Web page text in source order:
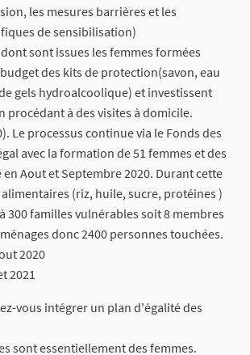
les mesures barrières et les
de sensibilisation)
sont issues les femmes formées
des kits de protection(savon, eau
gels hydroalcoolique) et investissent
procédant à des visites à domicile.
Le processus continue via le Fonds des
avec la formation de 51 femmes et des
Aout et Septembre 2020. Durant cette
(riz, huile, sucre, protéines )
300 familles vulnérables soit 8 membres
donc 2400 personnes touchées.
2020
2021
vous intégrer un plan d'égalité des
sont essentiellement des femmes.